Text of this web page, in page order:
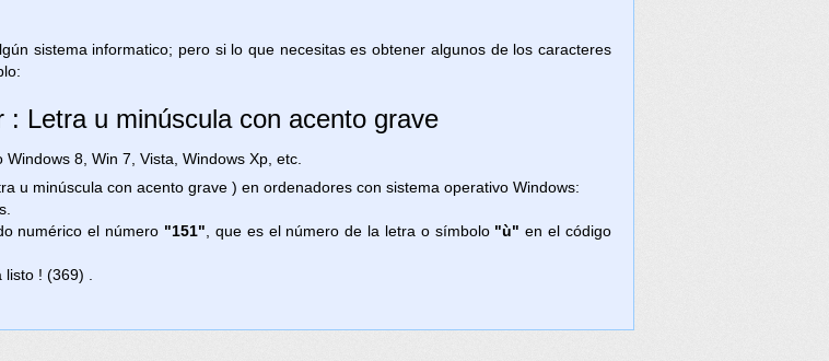
sistema informatico; pero si lo que necesitas es obtener algunos de los caracteres
Letra u minúscula con acento grave
8, Win 7, Vista, Windows Xp, etc.
u minúscula con acento grave ) en ordenadores con sistema operativo Windows:
numérico el número "151" , que es el número de la letra o símbolo "ù" en el código
listo ! (369) .